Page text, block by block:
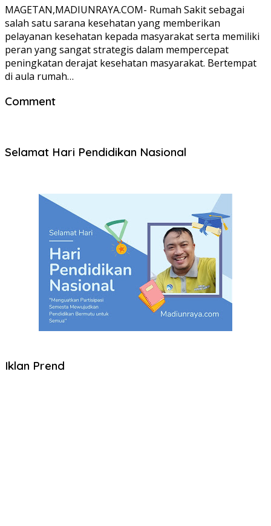
MAGETAN,MADIUNRAYA.COM- Rumah Sakit sebagai
salah satu sarana kesehatan yang memberikan
pelayanan kesehatan kepada masyarakat serta memiliki
peran yang sangat strategis dalam mempercepat
peningkatan derajat kesehatan masyarakat. Bertempat
di aula rumah…
Comment
Selamat Hari Pendidikan Nasional
Iklan Prend